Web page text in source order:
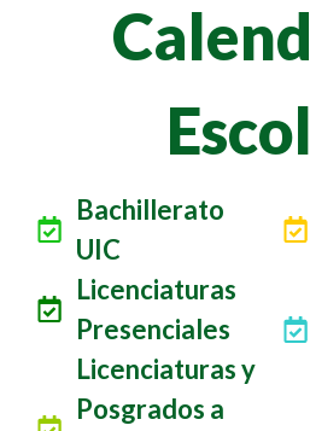
Bachillerato
UIC
Licenciaturas
Presenciales
Licenciaturas y
Posgrados a